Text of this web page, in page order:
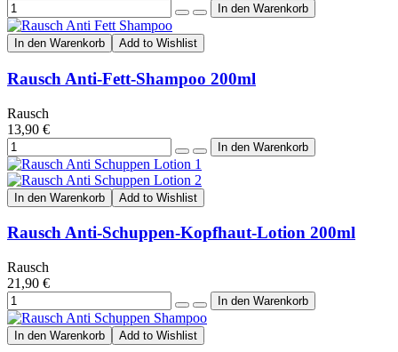
In den Warenkorb Add to Wishlist
Rausch Anti-Fett-Shampoo 200ml
Rausch
13,90 €
In den Warenkorb Add to Wishlist
Rausch Anti-Schuppen-Kopfhaut-Lotion 200ml
Rausch
21,90 €
In den Warenkorb Add to Wishlist